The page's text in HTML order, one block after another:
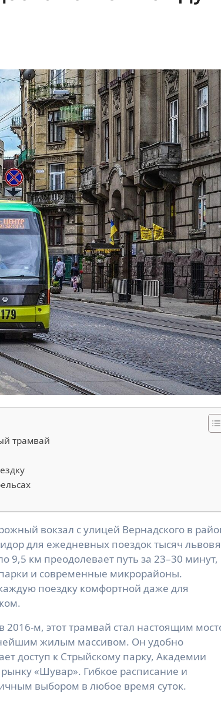
трамвай
для ежедневных поездок тысяч
9,5 км преодолевает путь за 23–30 минут,
и современные микрорайоны.
поездку комфортной даже для
м, этот трамвай стал настоящим
жилым массивом. Он удобно
доступ к Стрыйскому парку, Академии
«Шувар». Гибкое расписание и
выбором в любое время суток.